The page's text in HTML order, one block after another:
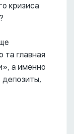
кризиса
та главная
а именно
депозиты,